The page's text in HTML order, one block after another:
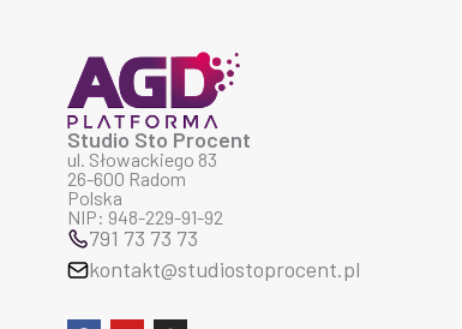
Studio Sto Procent
ul. Słowackiego 83
26-600 Radom
Polska
NIP: 948-229-91-92
791 73 73 73
kontakt@studiostoprocent.pl